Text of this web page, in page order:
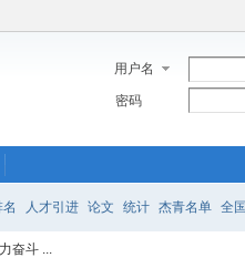
用户名
密码
人才引进 论文 统计 杰青名单 全
奋斗 ...